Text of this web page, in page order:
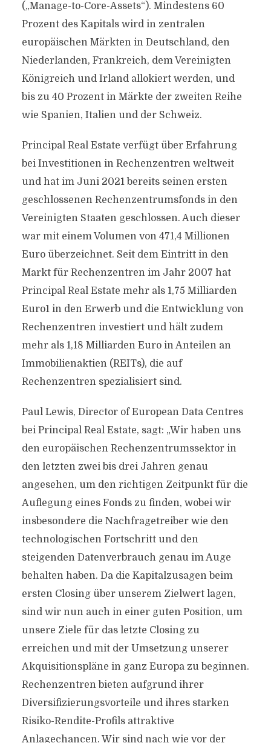
(„Manage-to-Core-Assets“). Mindestens 60
Prozent des Kapitals wird in zentralen
europäischen Märkten in Deutschland, den
Niederlanden, Frankreich, dem Vereinigten
Königreich und Irland allokiert werden, und
bis zu 40 Prozent in Märkte der zweiten Reihe
wie Spanien, Italien und der Schweiz.
Principal Real Estate verfügt über Erfahrung
bei Investitionen in Rechenzentren weltweit
und hat im Juni 2021 bereits seinen ersten
geschlossenen Rechenzentrumsfonds in den
Vereinigten Staaten geschlossen. Auch dieser
war mit einem Volumen von 471,4 Millionen
Euro überzeichnet. Seit dem Eintritt in den
Markt für Rechenzentren im Jahr 2007 hat
Principal Real Estate mehr als 1,75 Milliarden
Euro1 in den Erwerb und die Entwicklung von
Rechenzentren investiert und hält zudem
mehr als 1,18 Milliarden Euro in Anteilen an
Immobilienaktien (REITs), die auf
Rechenzentren spezialisiert sind.
Paul Lewis, Director of European Data Centres
bei Principal Real Estate, sagt: „Wir haben uns
den europäischen Rechenzentrumssektor in
den letzten zwei bis drei Jahren genau
angesehen, um den richtigen Zeitpunkt für die
Auflegung eines Fonds zu finden, wobei wir
insbesondere die Nachfragetreiber wie den
technologischen Fortschritt und den
steigenden Datenverbrauch genau im Auge
behalten haben. Da die Kapitalzusagen beim
ersten Closing über unserem Zielwert lagen,
sind wir nun auch in einer guten Position, um
unsere Ziele für das letzte Closing zu
erreichen und mit der Umsetzung unserer
Akquisitionspläne in ganz Europa zu beginnen.
Rechenzentren bieten aufgrund ihrer
Diversifizierungsvorteile und ihres starken
Risiko-Rendite-Profils attraktive
Anlagechancen. Wir sind nach wie vor der